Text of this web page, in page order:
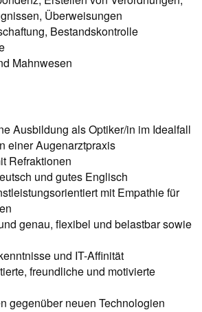
Überweisungen
Bestandskontrolle
Mahnwesen
Ausbildung als Optiker/in im Idealfall
einer Augenarztpraxis
Refraktionen
und gutes Englisch
mit Empathie für
genau, flexibel und belastbar sowie
und IT-Affinität
freundliche und motivierte
gegenüber neuen Technologien